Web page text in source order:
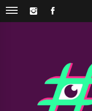
Skip
INSTAGRAM